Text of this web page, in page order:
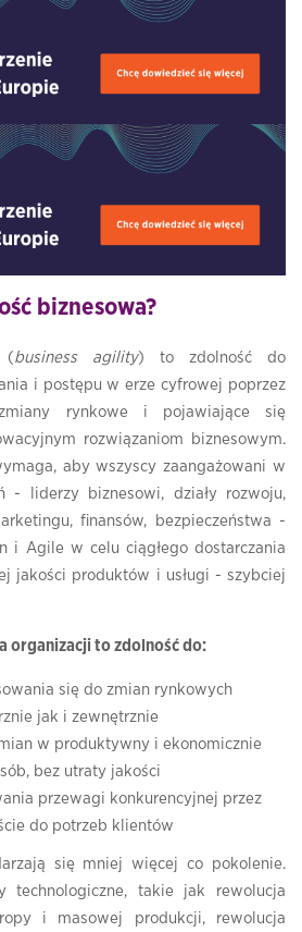
biznesowa?
(business agility) to zdolność do
i postępu w erze cyfrowej poprzez
rynkowe i pojawiające się
rozwiązaniom biznesowym.
aby wszyscy zaangażowani w
- liderzy biznesowi, działy rozwoju,
finansów, bezpieczeństwa -
i Agile w celu ciągłego dostarczania
jakości produktów i usługi - szybciej
organizacji to zdolność do:
się do zmian rynkowych
jak i zewnętrznie
w produktywny i ekonomicznie
bez utraty jakości
przewagi konkurencyjnej przez
do potrzeb klientów
się mniej więcej co pokolenie.
technologiczne, takie jak rewolucja
i masowej produkcji, rewolucja